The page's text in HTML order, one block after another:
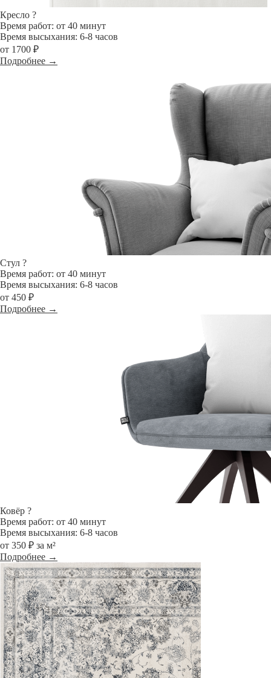
Кресло ?
Время работ: от 40 минут
Время высыхания: 6-8 часов
от 1700 ₽
Подробнее →
Стул ?
Время работ: от 40 минут
Время высыхания: 6-8 часов
от 450 ₽
Подробнее →
Ковёр ?
Время работ: от 40 минут
Время высыхания: 6-8 часов
от 350 ₽ за м²
Подробнее →